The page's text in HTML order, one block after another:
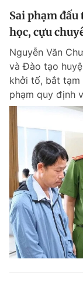
Chuyên mục khác
Chào ngày
Tin thị trường
Video
Sản phẩm khác
Tiện ích
Thông tin tài
Đổi mật
Tin đã xem
Sai phạm
học, cựu
Nguyễn Văn
và Đào tạo
khởi tố, bắt tạm
phạm quy định